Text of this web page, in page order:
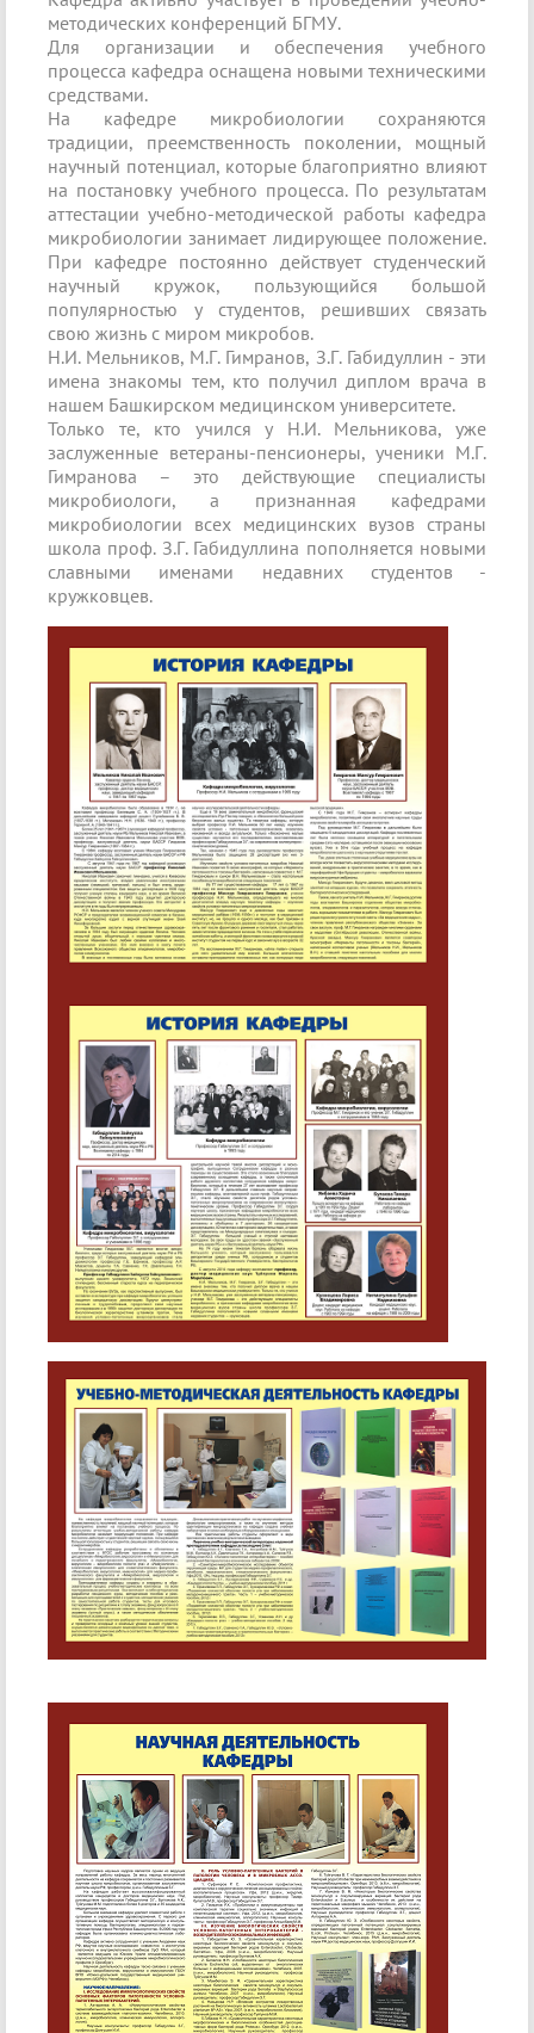
методических конференций БГМУ.
Для организации и обеспечения учебного
процесса кафедра оснащена новыми техническими
средствами.
На кафедре микробиологии сохраняются
традиции, преемственность поколении, мощный
научный потенциал, которые благоприятно влияют
на постановку учебного процесса. По результатам
аттестации учебно-­методической работы кафедра
микробиологии занимает лидирующее положение.
При кафедре постоянно действует студенческий
научный кружок, пользующийся большой
популярностью у студентов, решивших связать
свою жизнь с миром микробов.
Н.И. Мельников, М.Г. Гимранов, З.Г. Габидуллин - эти
имена знакомы тем, кто получил диплом врача в
нашем Башкирском медицинском университете.
Только те, кто учился у Н.И. Мельникова, уже
заслуженные ветераны-пенсионеры, ученики М.Г.
Гимранова – это действующие специалисты
микробиологи, а признанная кафедрами
микробиологии всех медицинских вузов страны
школа проф. З.Г. Габидуллина пополняется новыми
славными именами недавних студентов -
кружковцев.